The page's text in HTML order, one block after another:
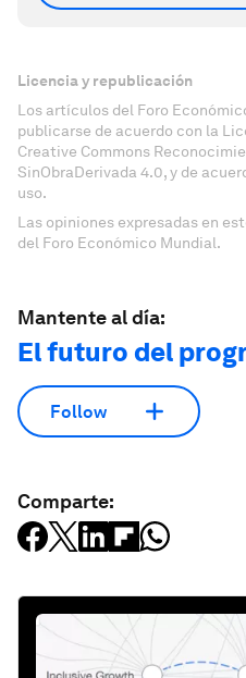
Licencia y republicación
Los artículos del Foro
publicarse de acuerdo con la
Creative Commons
SinObraDerivada 4.0, y de
uso.
Las opiniones expresadas en
del Foro Económico Mundial.
Mantente al día:
El futuro del
Follow
Comparte: